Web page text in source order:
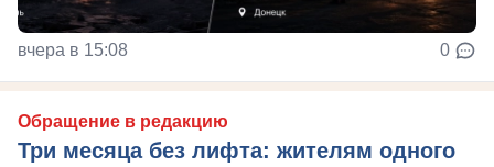
вчера в 15:08 0
Обращение в редакцию
Три месяца без лифта: жителям одного